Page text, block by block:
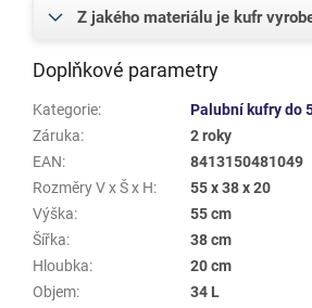
Z jakého materiálu je kufr
Doplňkové parametry
Kategorie:
Palubní kufry do
Záruka:
2 roky
EAN:
8413150481049
Rozměry V x Š x H:
55 x 38 x 20
Výška:
55 cm
Šířka:
38 cm
Hloubka:
20 cm
Objem:
34 L